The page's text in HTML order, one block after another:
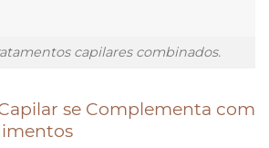
capilares combinados.
se Complementa com